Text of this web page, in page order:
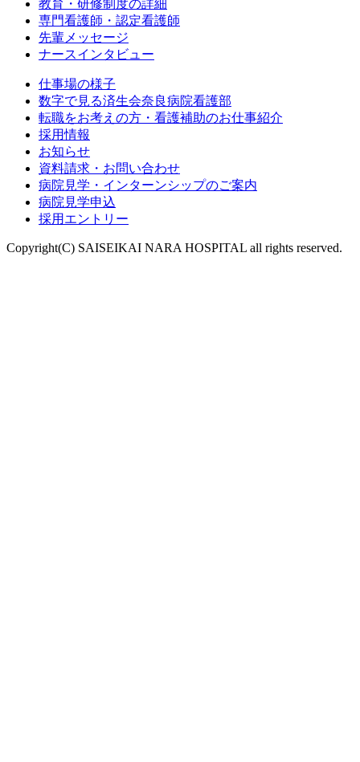
教育・研修制度の詳細
専門看護師・認定看護師
先輩メッセージ
ナースインタビュー
仕事場の様子
数字で見る済生会奈良病院看護部
転職をお考えの方・看護補助のお仕事紹介
採用情報
お知らせ
資料請求・お問い合わせ
病院見学・インターンシップのご案内
病院見学申込
採用エントリー
Copyright(C) SAISEIKAI NARA HOSPITAL all rights reserved.